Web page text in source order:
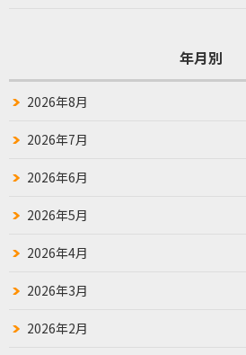
年月別
2026年8月
2026年7月
2026年6月
2026年5月
2026年4月
2026年3月
2026年2月